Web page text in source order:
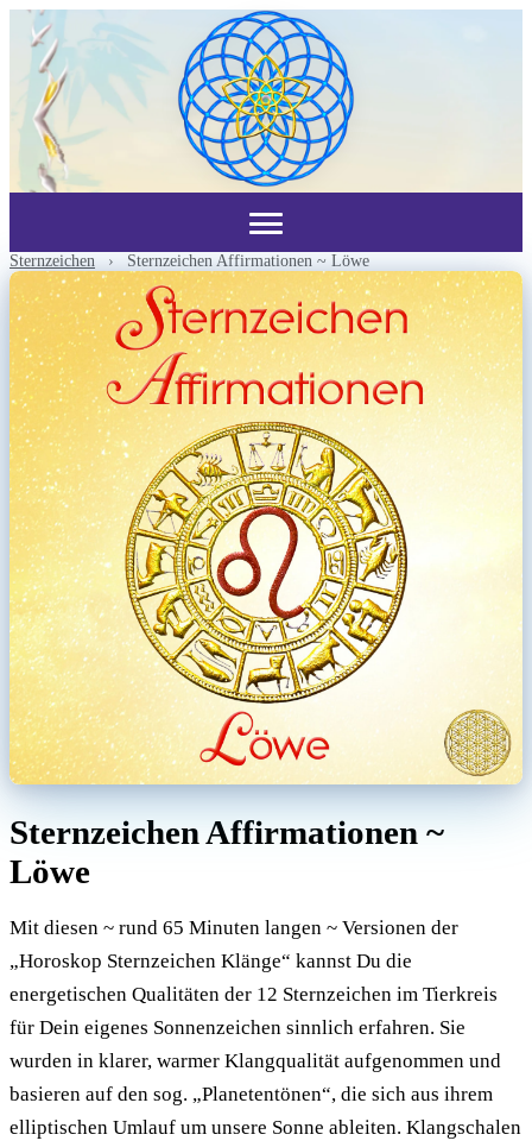
Sternzeichen › Sternzeichen Affirmationen ~ Löwe
Sternzeichen Affirmationen ~
Löwe
Mit diesen ~ rund 65 Minuten langen ~ Versionen der
„Horoskop Sternzeichen Klänge“ kannst Du die
energetischen Qualitäten der 12 Sternzeichen im Tierkreis
für Dein eigenes Sonnenzeichen sinnlich erfahren. Sie
wurden in klarer, warmer Klangqualität aufgenommen und
basieren auf den sog. „Planetentönen“, die sich aus ihrem
elliptischen Umlauf um unsere Sonne ableiten. Klangschalen